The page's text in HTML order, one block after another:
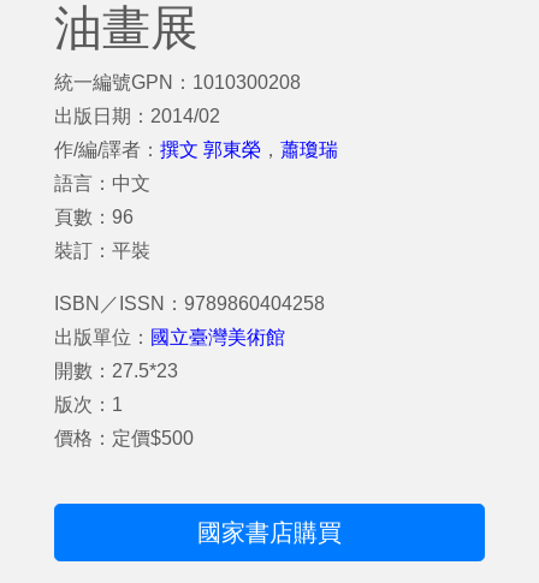
油畫展
統一編號GPN：1010300208
出版日期：2014/02
作/編/譯者： 撰文 郭東榮 ， 蕭瓊瑞
語言：中文
頁數：96
裝訂：平裝
ISBN／ISSN：9789860404258
出版單位： 國立臺灣美術館
開數：27.5*23
版次：1
價格：定價$500
國家書店購買